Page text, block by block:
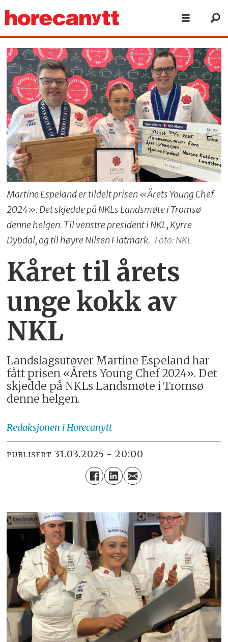
Martine Espeland er tildelt prisen «Årets Young Chef
2024». Det skjedde på NKLs Landsmøte i Tromsø
denne helgen. Til venstre president i NKL, Kyrre
Dybdal, og til høyre Nilsen Flatmark. Foto: NKL
Kåret til årets
unge kokk av
NKL
Landslagsutøver Martine Espeland har
fått prisen «Årets Young Chef 2024». Det
skjedde på NKLs Landsmøte i Tromsø
denne helgen.
Redaksjonen i Horecanytt
PUBLISERT 31.03.2025 - 20:00